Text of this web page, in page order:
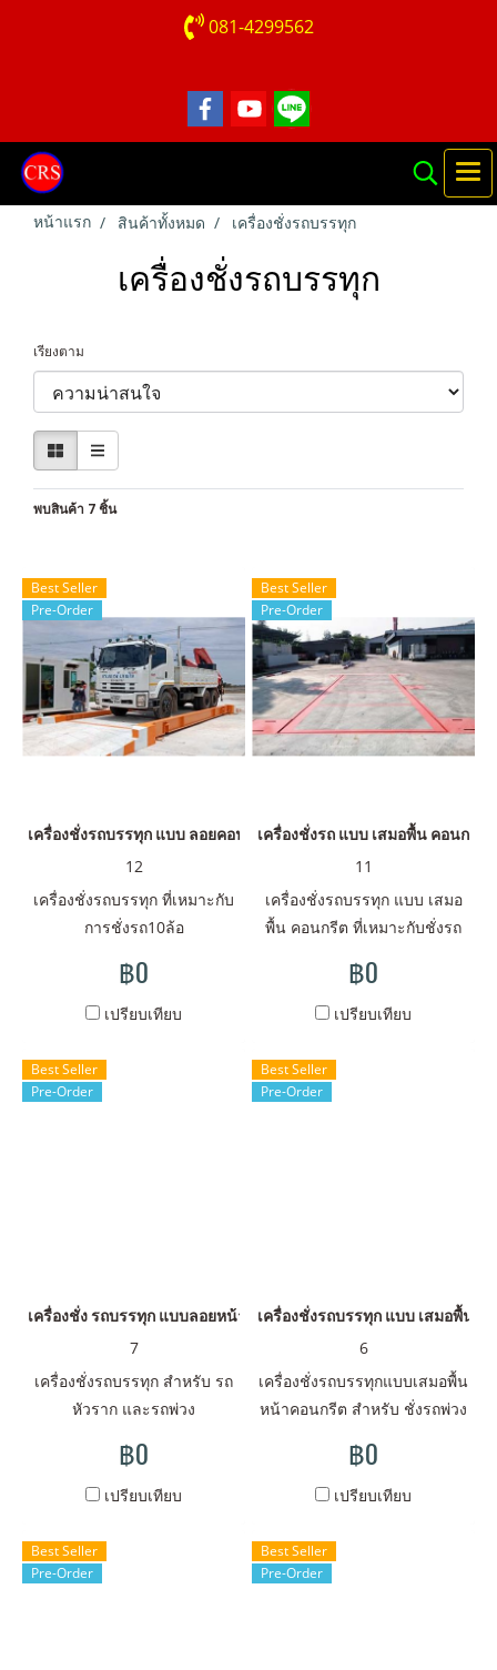
081-4299562
หน้าแรก สินค้าทั้งหมด เครื่องชั่งรถบรรทุก
เครื่องชั่งรถบรรทุก
เรียงตาม
พบสินค้า 7 ชิ้น
Best Seller
Pre-Order
เครื่องชั่งรถบรรทุก แบบ ลอยคอนกรีต
12
เครื่องชั่งรถบรรทุก ที่เหมาะกับ
การชั่งรถ10ล้อ
฿0
เปรียบเทียบ
Best Seller
Pre-Order
เครื่องชั่งรถ แบบ เสมอพื้น คอนกรีต
11
เครื่องชั่งรถบรรทุก แบบ เสมอ
พื้น คอนกรีต ที่เหมาะกับชั่งรถ
฿0
เปรียบเทียบ
Best Seller
Pre-Order
เครื่องชั่ง รถบรรทุก แบบลอยหน้าคอนกรีต แบบถอดยกเคลื่อนย้ายได้
7
เครื่องชั่งรถบรรทุก สำหรับ รถ
หัวราก และรถพ่วง
฿0
เปรียบเทียบ
Best Seller
Pre-Order
เครื่องชั่งรถบรรทุก แบบ เสมอพื้น ห
6
เครื่องชั่งรถบรรทุกแบบเสมอพื้น
หน้าคอนกรีต สำหรับ ชั่งรถพ่วง
฿0
เปรียบเทียบ
Best Seller
Pre-Order
Best Seller
Pre-Order